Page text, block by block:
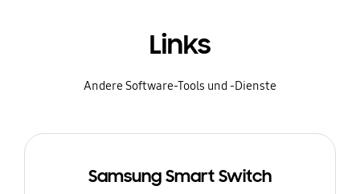
Links
Andere Software-Tools und -Dienste
Samsung Smart Switch